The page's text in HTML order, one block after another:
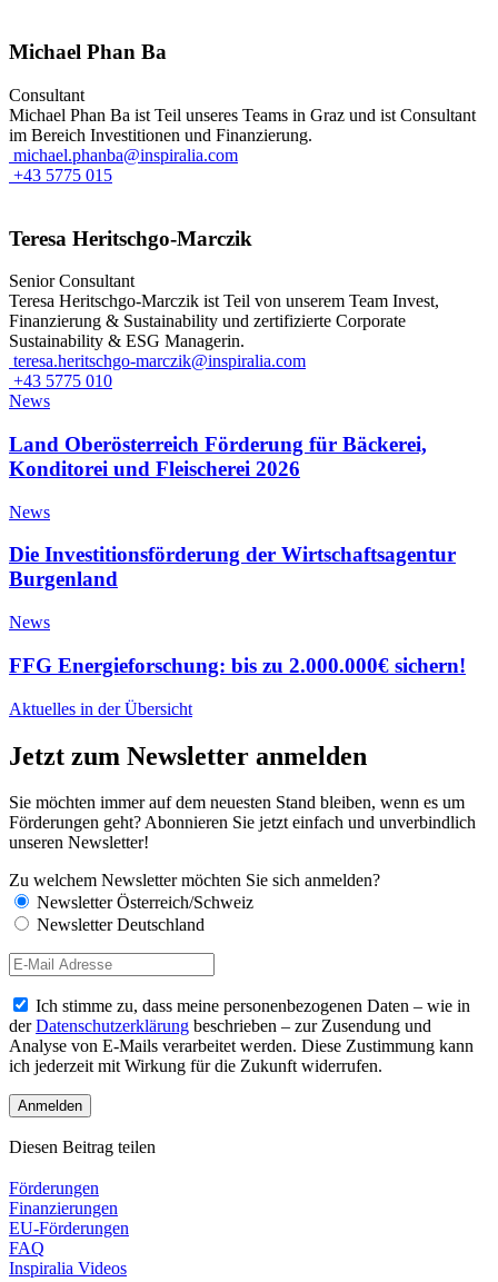
Michael Phan Ba
Consultant
Michael Phan Ba ist Teil unseres Teams in Graz und ist Consultant
im Bereich Investitionen und Finanzierung.
michael.phanba@inspiralia.com
+43 5775 015
Teresa Heritschgo-Marczik
Senior Consultant
Teresa Heritschgo-Marczik ist Teil von unserem Team Invest,
Finanzierung & Sustainability und zertifizierte Corporate
Sustainability & ESG Managerin.
teresa.heritschgo-marczik@inspiralia.com
+43 5775 010
News
Land Oberösterreich Förderung für Bäckerei,
Konditorei und Fleischerei 2026
News
Die Investitionsförderung der Wirtschaftsagentur
Burgenland
News
FFG Energieforschung: bis zu 2.000.000€ sichern!
Aktuelles in der Übersicht
Jetzt zum Newsletter anmelden
Sie möchten immer auf dem neuesten Stand bleiben, wenn es um
Förderungen geht? Abonnieren Sie jetzt einfach und unverbindlich
unseren Newsletter!
Zu welchem Newsletter möchten Sie sich anmelden?
Newsletter Österreich/Schweiz
Newsletter Deutschland
Ich stimme zu, dass meine personenbezogenen Daten – wie in
derDatenschutzerklärung beschrieben – zur Zusendung und
Analyse von E-Mails verarbeitet werden. Diese Zustimmung kann
ich jederzeit mit Wirkung für die Zukunft widerrufen.
Diesen Beitrag teilen
Förderungen
Finanzierungen
EU-Förderungen
FAQ
Inspiralia Videos